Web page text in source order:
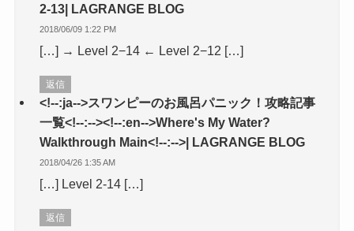
2-13| LAGRANGE BLOG
2018/06/09 1:22 PM
[…] → Level 2−14 ← Level 2−12 […]
返信
<!--:ja-->スワンピーのお風呂パニック！攻略記事
一覧<!--:--><!--:en-->Where's My Water?
Walkthrough Main<!--:-->| LAGRANGE BLOG
2018/04/26 1:35 AM
[…] Level 2-14 […]
返信